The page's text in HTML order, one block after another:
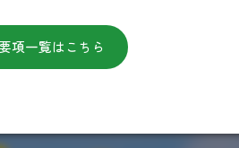
項一覧はこちら